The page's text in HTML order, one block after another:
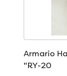
Armario
"RY-20